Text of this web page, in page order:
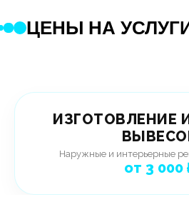
ЦЕНЫ НА
ИЗГОТОВЛЕНИЕ
Наружные и интерьерные
от 3 000